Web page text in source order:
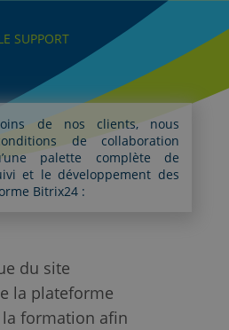
SUPPORT
de nos clients, nous
de collaboration
palette complète de
et le développement des
Bitrix24 :
du site
la plateforme
formation afin